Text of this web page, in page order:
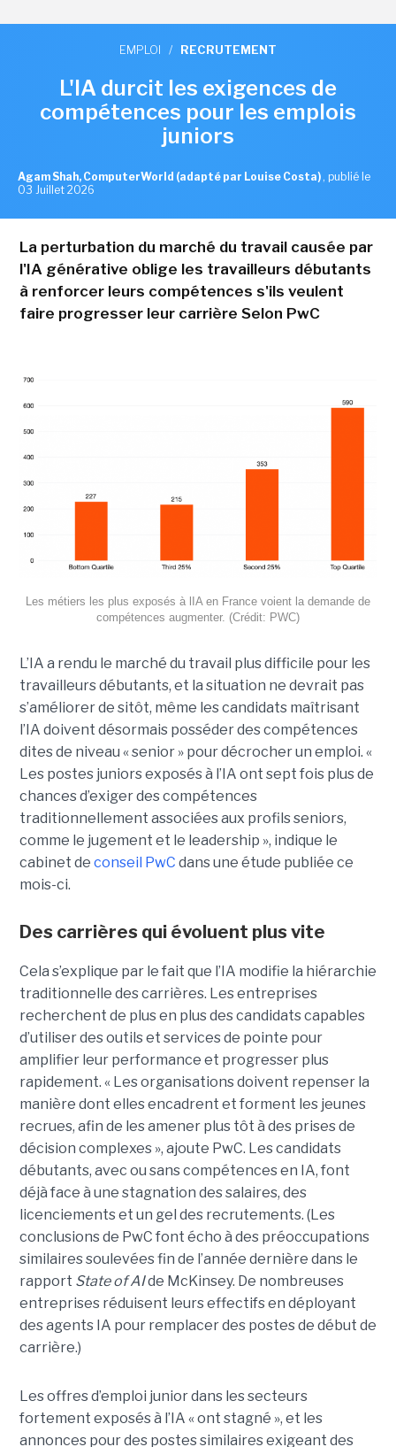
EMPLOI / RECRUTEMENT
L'IA durcit les exigences de
compétences pour les emplois
juniors
Agam Shah, ComputerWorld (adapté par Louise Costa) , publié le
03 Juillet 2026
La perturbation du marché du travail causée par
l'IA générative oblige les travailleurs débutants
à renforcer leurs compétences s'ils veulent
faire progresser leur carrière Selon PwC
Les métiers les plus exposés à lIA en France voient la demande de
compétences augmenter. (Crédit: PWC)
L’IA a rendu le marché du travail plus difficile pour les
travailleurs débutants, et la situation ne devrait pas
s’améliorer de sitôt, même les candidats maîtrisant
l’IA doivent désormais posséder des compétences
dites de niveau « senior » pour décrocher un emploi. «
Les postes juniors exposés à l’IA ont sept fois plus de
chances d’exiger des compétences
traditionnellement associées aux profils seniors,
comme le jugement et le leadership », indique le
cabinet de conseil PwC dans une étude publiée ce
mois-ci.
Des carrières qui évoluent plus vite
Cela s’explique par le fait que l’IA modifie la hiérarchie
traditionnelle des carrières. Les entreprises
recherchent de plus en plus des candidats capables
d’utiliser des outils et services de pointe pour
amplifier leur performance et progresser plus
rapidement. « Les organisations doivent repenser la
manière dont elles encadrent et forment les jeunes
recrues, afin de les amener plus tôt à des prises de
décision complexes », ajoute PwC. Les candidats
débutants, avec ou sans compétences en IA, font
déjà face à une stagnation des salaires, des
licenciements et un gel des recrutements. (Les
conclusions de PwC font écho à des préoccupations
similaires soulevées fin de l’année dernière dans le
rapport State of AIde McKinsey. De nombreuses
entreprises réduisent leurs effectifs en déployant
des agents IA pour remplacer des postes de début de
carrière.)
Les offres d’emploi junior dans les secteurs
fortement exposés à l’IA « ont stagné », et les
annonces pour des postes similaires exigeant des